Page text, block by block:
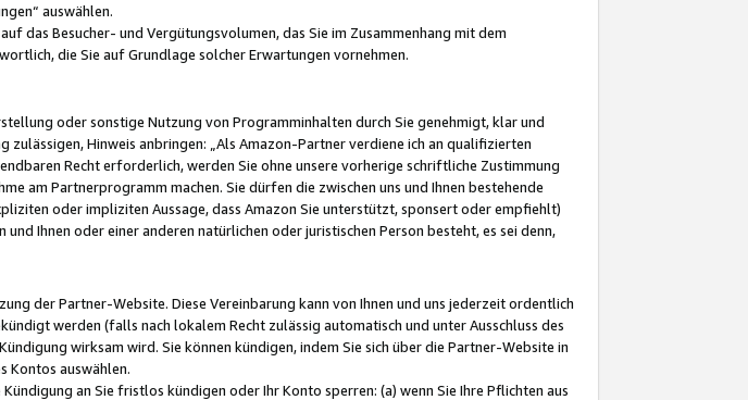
auswählen.
das Besucher- und Vergütungsvolumen, das Sie im Zusammenhang mit dem
die Sie auf Grundlage solcher Erwartungen vornehmen.
oder sonstige Nutzung von Programminhalten durch Sie genehmigt, klar und
Hinweis anbringen: „Als Amazon-Partner verdiene ich an qualifizierten
Recht erforderlich, werden Sie ohne unsere vorherige schriftliche Zustimmung
am Partnerprogramm machen. Sie dürfen die zwischen uns und Ihnen bestehende
oder impliziten Aussage, dass Amazon Sie unterstützt, sponsert oder empfiehlt)
Ihnen oder einer anderen natürlichen oder juristischen Person besteht, es sei denn,
der Partner-Website. Diese Vereinbarung kann von Ihnen und uns jederzeit ordentlich
werden (falls nach lokalem Recht zulässig automatisch und unter Ausschluss des
wirksam wird. Sie können kündigen, indem Sie sich über die Partner-Website in
Kontos auswählen.
an Sie fristlos kündigen oder Ihr Konto sperren: (a) wenn Sie Ihre Pflichten aus